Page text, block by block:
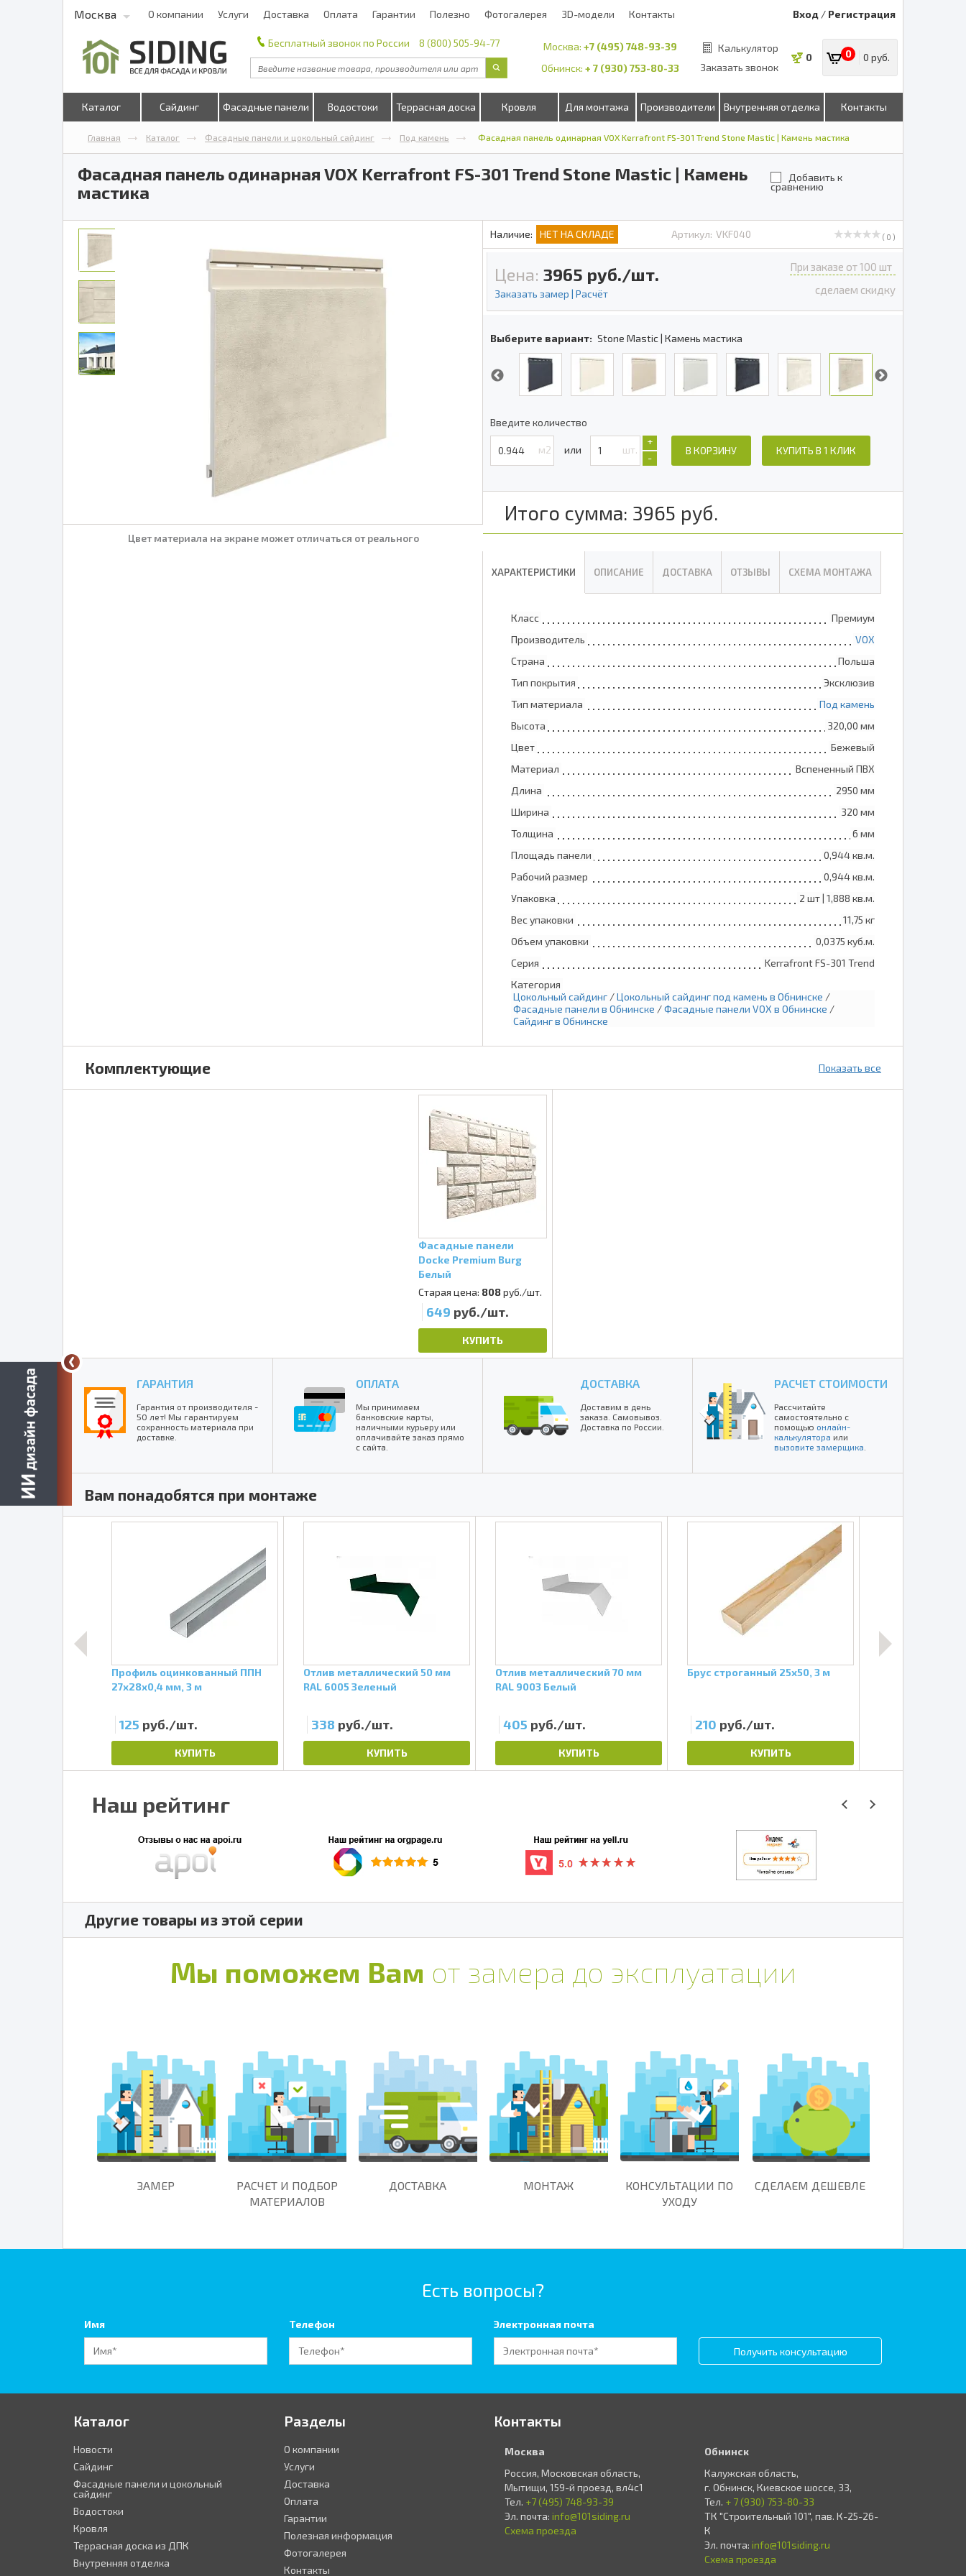
Москва О компании Услуги Доставка Оплата Гарантии Полезно Фотогалерея 3D-модели Контакты Вход / Регистрация
Бесплатный звонок по России 8 (800) 505-94-77 Москва: +7 (495) 748-93-39
Обнинск: + 7 (930) 753-80-33
Калькулятор
Заказать звонок
0 0 0 руб.
Каталог Сайдинг Фасадные панели Водостоки Террасная доска Кровля Для монтажа Производители Внутренняя отделка Контакты
Главная Каталог Фасадные панели и цокольный сайдинг Под камень Фасадная панель одинарная VOX Kerrafront FS-301 Trend Stone Mastic | Камень мастика
Фасадная панель одинарная VOX Kerrafront FS-301 Trend Stone Mastic | Камень
мастика
Добавить к
сравнению
Цвет материала на экране может отличаться от реального
Наличие: НЕТ НА СКЛАДЕ Артикул: VKF040 ( 0 )
Цена: 3965 руб./шт.
Заказать замер | Расчёт
При заказе от 100 шт
сделаем скидку
Выберите вариант: Stone Mastic | Камень мастика
Введите количество
м2 шт.
+
-
В КОРЗИНУ КУПИТЬ В 1 КЛИК
Итого сумма: 3965 руб.
ХАРАКТЕРИСТИКИ ОПИСАНИЕ ДОСТАВКА ОТЗЫВЫ СХЕМА МОНТАЖА
Класс
Премиум
Производитель
VOX
Страна
Польша
Тип покрытия
Эксклюзив
Тип материала
Под камень
Высота
320,00 мм
Цвет
Бежевый
Материал
Вспененный ПВХ
Длина
2950 мм
Ширина
320 мм
Толщина
6 мм
Площадь панели
0,944 кв.м.
Рабочий размер
0,944 кв.м.
Упаковка
2 шт | 1,888 кв.м.
Вес упаковки
11,75 кг
Объем упаковки
0,0375 куб.м.
Серия
Kerrafront FS-301 Trend
Категория
Цокольный сайдинг /Цокольный сайдинг под камень в Обнинске /
Фасадные панели в Обнинске /Фасадные панели VOX в Обнинске /
Сайдинг в Обнинске
Комплектующие Показать все
Фасадные панели
Docke Premium Burg
Белый
Старая цена: 808руб./шт.
649 руб./шт.
КУПИТЬ
ГАРАНТИЯ
Гарантия от производителя -
50 лет! Мы гарантируем
сохранность материала при
доставке.
ОПЛАТА
Мы принимаем
банковские карты,
наличными курьеру или
оплачивайте заказ прямо
с сайта.
ДОСТАВКА
Доставим в день
заказа. Самовывоз.
Доставка по России.
РАСЧЕТ СТОИМОСТИ
Рассчитайте
самостоятельно с
помощью онлайн-
калькулятора или
вызовите замерщика
Вам понадобятся при монтаже
Профиль оцинкованный ППН
27х28х0,4 мм, 3 м
125 руб./шт.
КУПИТЬ
Отлив металлический 50 мм
RAL 6005 Зеленый
338 руб./шт.
КУПИТЬ
Отлив металлический 70 мм
RAL 9003 Белый
405 руб./шт.
КУПИТЬ
Брус строганный 25х50, 3 м
210 руб./шт.
КУПИТЬ
Наш рейтинг
Другие товары из этой серии
Мы поможем Вам от замера до эксплуатации
ЗАМЕР
РАСЧЕТ И ПОДБОР
МАТЕРИАЛОВ
ДОСТАВКА МОНТАЖ
КОНСУЛЬТАЦИИ ПО
УХОДУ
СДЕЛАЕМ ДЕШЕВЛЕ
Есть вопросы?
Имя Телефон Электронная почта
Получить консультацию
Каталог
Новости
Сайдинг
Фасадные панели и цокольный
сайдинг
Водостоки
Кровля
Террасная доска из ДПК
Внутренняя отделка
Разделы
О компании
Услуги
Доставка
Оплата
Гарантии
Полезная информация
Фотогалерея
Контакты
Контакты
Москва
Россия, Московская область,
Мытищи, 159-й проезд, вл4с1
Тел. +7 (495) 748-93-39
Эл. почта: info@101siding.ru
Схема проезда
Обнинск
Калужская область,
г. Обнинск, Киевское шоссе, 33,
Тел. + 7 (930) 753-80-33
ТК "Строительный 101", пав. К-25-26-
К
Эл. почта: info@101siding.ru
Схема проезда